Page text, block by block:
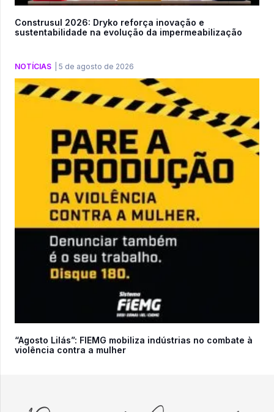
Construsul 2026: Dryko reforça inovação e
sustentabilidade na evolução da impermeabilização
NOTÍCIAS 5 de agosto de 2026
“Agosto Lilás”: FIEMG mobiliza indústrias no combate à
violência contra a mulher